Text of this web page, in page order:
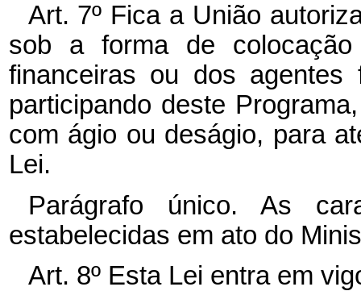
Art. 7º Fica a União
sob a forma de
financeiras ou dos agentes
participando deste
com ágio ou deságio, para
Lei.
Parágrafo único. As
estabelecidas em ato do
Art. 8º Esta Lei entra em